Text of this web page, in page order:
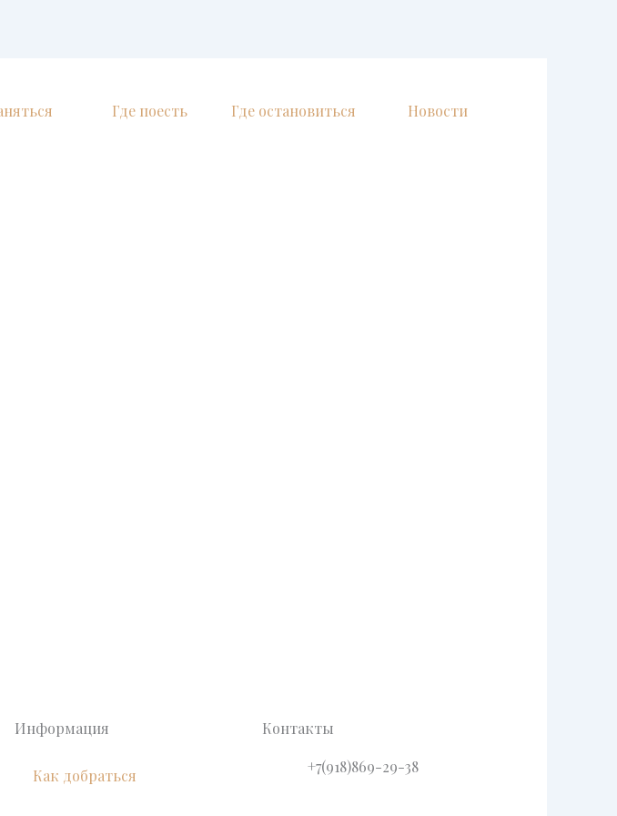
Где поесть Где остановиться Новости
Информация
Как добраться
Контакты
+7(918)869-29-38